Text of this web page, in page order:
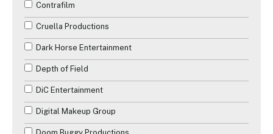
Contrafilm
Cruella Productions
Dark Horse Entertainment
Depth of Field
DiC Entertainment
Digital Makeup Group